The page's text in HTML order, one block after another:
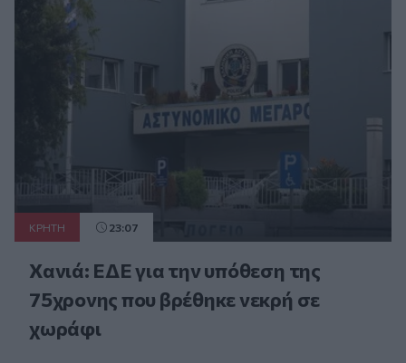
ΚΡΗΤΗ 23:07
Χανιά: ΕΔΕ για την υπόθεση της
75χρονης που βρέθηκε νεκρή σε
χωράφι